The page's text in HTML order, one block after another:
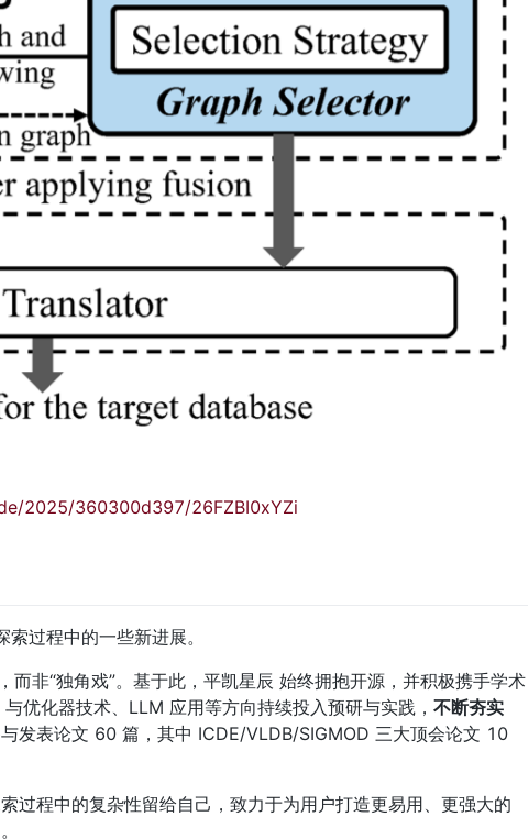
2025/360300d397/26FZBI0xYZi
过程中的一些新进展。
非“独角戏”。基于此，平凯星辰 始终拥抱开源，并积极携手学术
优化器技术、LLM 应用等方向持续投入预研与实践， 不断夯实
发表论文 60 篇，其中 ICDE/VLDB/SIGMOD 三大顶会论文 10
过程中的复杂性留给自己，致力于为用户打造更易用、更强大的